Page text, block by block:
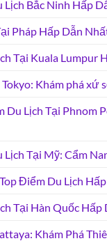
Lịch Bắc Ninh Hấp
Pháp Hấp Dẫn
Tại Kuala Lumpur
Khám phá xứ
Du Lịch Tại Phnom
Lịch Tại Mỹ: Cẩm
Điểm Du Lịch
Tại Hàn Quốc
Khám Phá